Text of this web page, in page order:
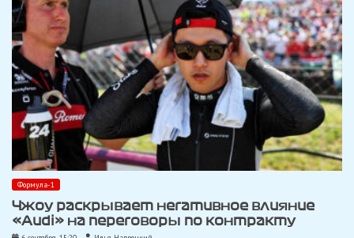
Формула-1
Чжоу раскрывает негативное влияние
«Audi» на переговоры по контракту